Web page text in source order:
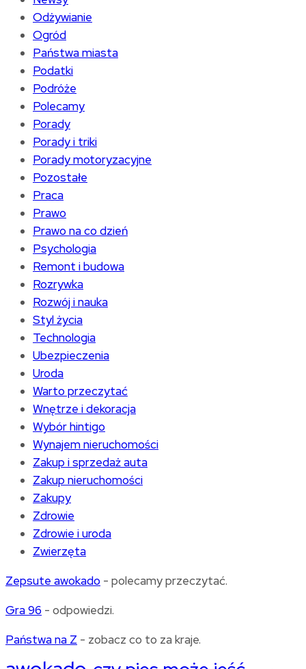
Odżywianie
Ogród
Państwa miasta
Podatki
Podróże
Polecamy
Porady
Porady i triki
Porady motoryzacyjne
Pozostałe
Praca
Prawo
Prawo na co dzień
Psychologia
Remont i budowa
Rozrywka
Rozwój i nauka
Styl życia
Technologia
Ubezpieczenia
Uroda
Warto przeczytać
Wnętrze i dekoracja
Wybór hintigo
Wynajem nieruchomości
Zakup i sprzedaż auta
Zakup nieruchomości
Zakupy
Zdrowie
Zdrowie i uroda
Zwierzęta
Zepsute awokado - polecamy przeczytać.
Gra 96 - odpowiedzi.
Państwa na Z - zobacz co to za kraje.